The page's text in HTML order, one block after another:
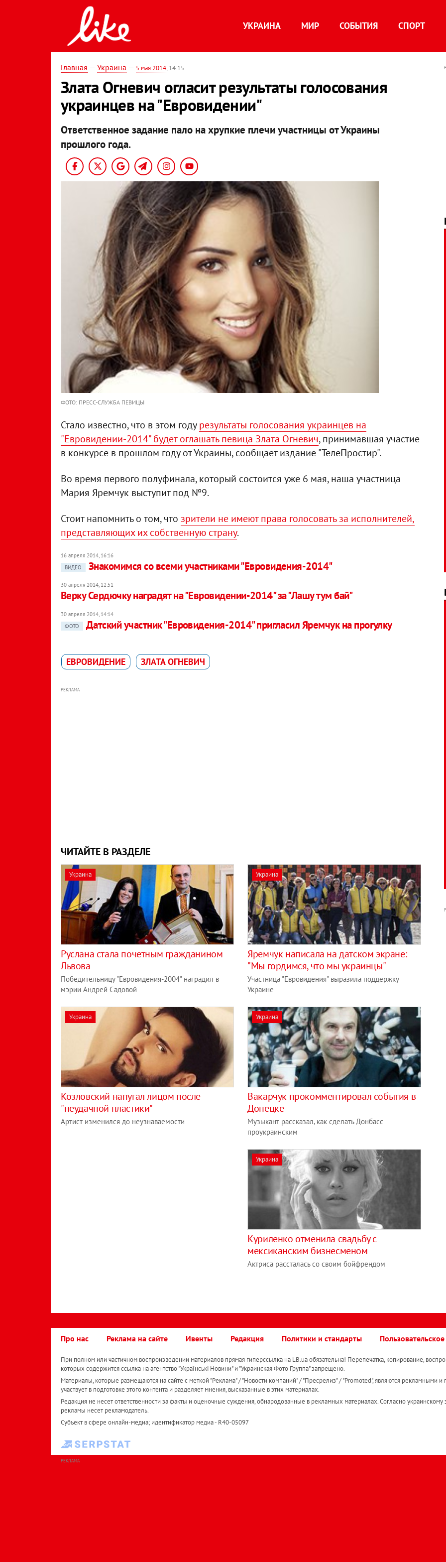
УКРАИНА МИР СОБЫТИЯ СПОРТ
Главная — Украина — 5 мая 2014, 14:15
Злата Огневич огласит результаты голосования
украинцев на "Евровидении"
Ответственное задание пало на хрупкие плечи участницы от Украины
прошлого года.
ФОТО: ПРЕСС-СЛУЖБА ПЕВИЦЫ
Стало известно, что в этом годурезультаты голосования украинцев на
"Евровидении-2014" будет оглашать певица Злата Огневич, принимавшая участие
в конкурсе в прошлом году от Украины, сообщает издание "ТелеПростир".
Во время первого полуфинала, который состоится уже 6 мая, наша участница
Мария Яремчук выступит под №9.
Стоит напомнить о том, что зрители не имеют права голосовать за исполнителей,
представляющих их собственную страну.
16 апреля 2014, 16:16
ВИДЕО
Знакомимся со всеми участниками "Евровидения-2014"
30 апреля 2014, 12:51
Верку Сердючку наградят на "Евровидении-2014" за "Лашу тум бай"
30 апреля 2014, 14:14
ФОТО
Датский участник "Евровидения-2014" пригласил Яремчук на прогулку
ЕВРОВИДЕНИЕ ЗЛАТА ОГНЕВИЧ
РЕКЛАМА
ЧИТАЙТЕ В РАЗДЕЛЕ
Украина
Руслана стала почетным гражданином
Львова
Победительницу "Евровидения-2004" наградил в
мэрии Андрей Садовой
Украина
Яремчук написала на датском экране:
"Мы гордимся, что мы украинцы"
Участница "Евровидения" выразила поддержку
Украине
Украина
Козловский напугал лицом после
"неудачной пластики"
Артист изменился до неузнаваемости
Украина
Вакарчук прокомментировал события в
Донецке
Музыкант рассказал, как сделать Донбасс
проукраинским
Украина
Куриленко отменила свадьбу с
мексиканским бизнесменом
Актриса рассталась со своим бойфрендом
Про нас Реклама на сайте Ивенты Редакция Политики и стандарты
При полном или частичном воспроизведении материалов прямая гиперссылка на LB.ua обязательна! Перепечатка, копирование,
которых содержится ссылка на агентство "Українськi Новини" и "Украинская Фото Группа" запрещено.
Материалы, которые размещаются на сайте с меткой "Реклама" / "Новости компаний" / "Пресрелиз" / "Promoted", являются рекламными и
участвует в подготовке этого контента и разделяет мнения, высказанные в этих материалах.
Редакция не несет ответственности за факты и оценочные суждения, обнародованные в рекламных материалах. Согласно украинскому
рекламы несет рекламодатель.
Субъект в сфере онлайн-медиа; идентификатор медиа - R40-05097
РЕКЛАМА